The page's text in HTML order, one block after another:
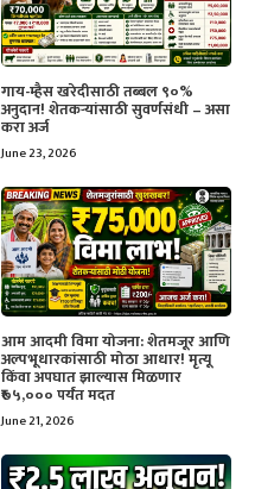
गाय-म्हैस खरेदीसाठी तब्बल ९०%
अनुदान! शेतकऱ्यांसाठी सुवर्णसंधी – असा
करा अर्ज
June 23, 2026
आम आदमी विमा योजना: शेतमजूर आणि
अल्पभूधारकांसाठी मोठा आधार! मृत्यू
किंवा अपघात झाल्यास मिळणार
₹७५,००० पर्यंत मदत
June 21, 2026